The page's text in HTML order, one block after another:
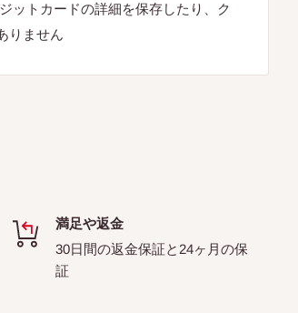
ットカードの詳細を保存したり、ク
りません
満足や返金
30日間の返金保証と24ヶ月の保
証